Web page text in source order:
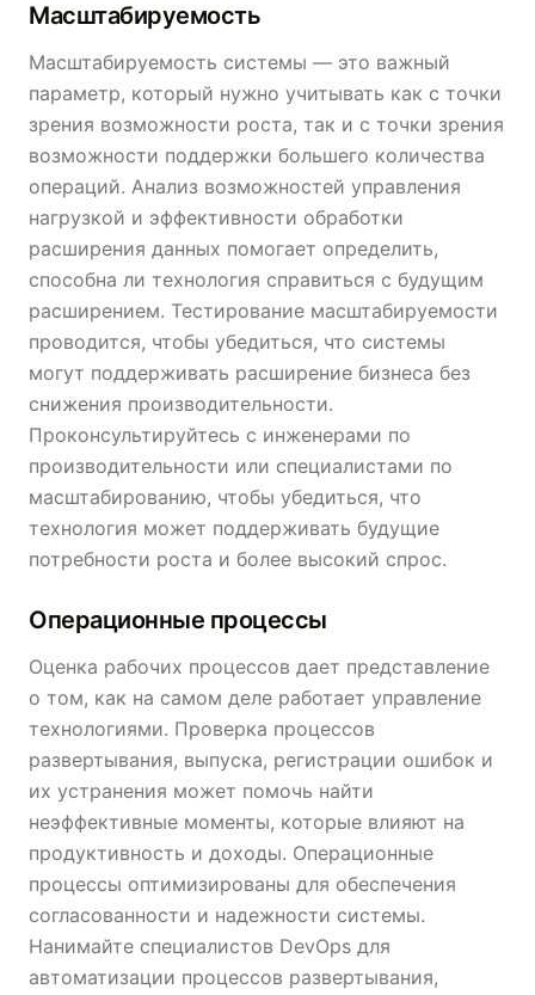
Масштабируемость
Масштабируемость системы — это важный
параметр, который нужно учитывать как с точки
зрения возможности роста, так и с точки зрения
возможности поддержки большего количества
операций. Анализ возможностей управления
нагрузкой и эффективности обработки
расширения данных помогает определить,
способна ли технология справиться с будущим
расширением. Тестирование масштабируемости
проводится, чтобы убедиться, что системы
могут поддерживать расширение бизнеса без
снижения производительности.
Проконсультируйтесь с инженерами по
производительности или специалистами по
масштабированию, чтобы убедиться, что
технология может поддерживать будущие
потребности роста и более высокий спрос.
Операционные процессы
Оценка рабочих процессов дает представление
о том, как на самом деле работает управление
технологиями. Проверка процессов
развертывания, выпуска, регистрации ошибок и
их устранения может помочь найти
неэффективные моменты, которые влияют на
продуктивность и доходы. Операционные
процессы оптимизированы для обеспечения
согласованности и надежности системы.
Нанимайте специалистов DevOps для
автоматизации процессов развертывания,